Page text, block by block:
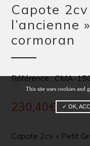
Capote
l’ancienne
cormoran
Référence : CMA-
230,40€
Capote 2cv « Petit
This site uses cookies and
✓ OK,